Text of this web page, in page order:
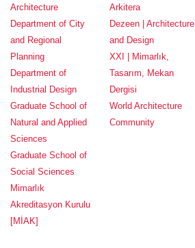
Architecture
Department of City
and Regional
Planning
Department of
Industrial Design
Graduate School of
Natural and Applied
Sciences
Graduate School of
Social Sciences
Mimarlık
Akreditasyon Kurulu
[MİAK]
Arkitera
Dezeen | Architecture
and Design
XXI | Mimarlık,
Tasarım, Mekan
Dergisi
World Architecture
Community